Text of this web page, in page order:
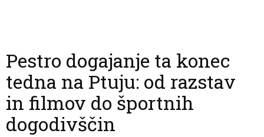
Pestro dogajanje ta konec
tedna na Ptuju: od razstav
in filmov do športnih
dogodivščin